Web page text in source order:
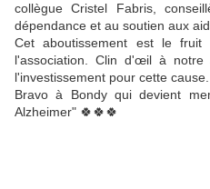
collègue Cristel Fabris,
dépendance et au soutien aux
Cet aboutissement est le
l'association. Clin d'œil à
l'investissement pour cette cause.
Bravo à Bondy qui devient
Alzheimer" 🍀🍀🍀